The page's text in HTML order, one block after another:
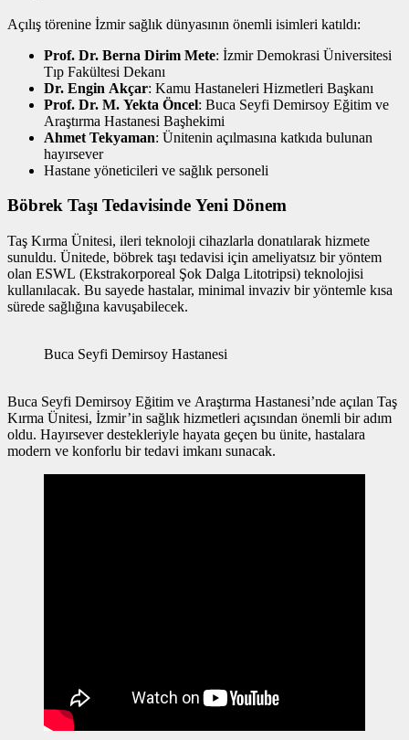
Açılış törenine İzmir sağlık dünyasının önemli isimleri katıldı:
Prof. Dr. Berna Dirim Mete: İzmir Demokrasi Üniversitesi
Tıp Fakültesi Dekanı
Dr. Engin Akçar: Kamu Hastaneleri Hizmetleri Başkanı
Prof. Dr. M. Yekta Öncel: Buca Seyfi Demirsoy Eğitim ve
Araştırma Hastanesi Başhekimi
Ahmet Tekyaman: Ünitenin açılmasına katkıda bulunan
hayırsever
Hastane yöneticileri ve sağlık personeli
Böbrek Taşı Tedavisinde Yeni Dönem
Taş Kırma Ünitesi, ileri teknoloji cihazlarla donatılarak hizmete
sunuldu. Ünitede, böbrek taşı tedavisi için ameliyatsız bir yöntem
olan ESWL (Ekstrakorporeal Şok Dalga Litotripsi) teknolojisi
kullanılacak. Bu sayede hastalar, minimal invaziv bir yöntemle kısa
sürede sağlığına kavuşabilecek.
Buca Seyfi Demirsoy Hastanesi
Buca Seyfi Demirsoy Eğitim ve Araştırma Hastanesi’nde açılan Taş
Kırma Ünitesi, İzmir’in sağlık hizmetleri açısından önemli bir adım
oldu. Hayırsever destekleriyle hayata geçen bu ünite, hastalara
modern ve konforlu bir tedavi imkanı sunacak.